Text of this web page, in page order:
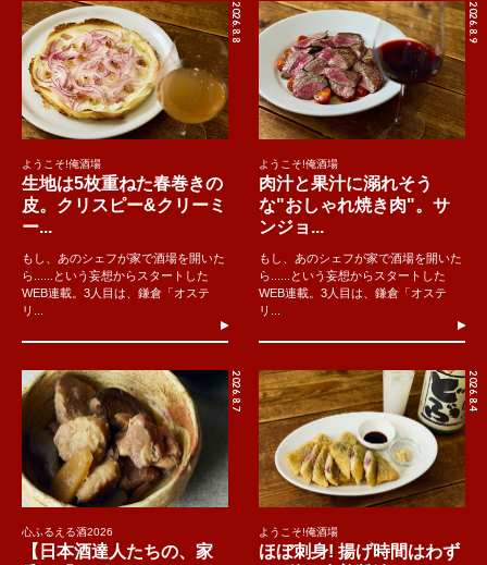
2026.8.8
ようこそ!俺酒場
生地は5枚重ねた春巻きの
皮。クリスピー&クリーミ
ー...
もし、あのシェフが家で酒場を開いた
ら......という妄想からスタートした
WEB連載。3人目は、鎌倉「オステ
リ...
2026.8.9
ようこそ!俺酒場
肉汁と果汁に溺れそう
な"おしゃれ焼き肉"。サ
ンジョ...
もし、あのシェフが家で酒場を開いた
ら......という妄想からスタートした
WEB連載。3人目は、鎌倉「オステ
リ...
2026.8.7
心ふるえる酒2026
【日本酒達人たちの、家
2026.8.4
ようこそ!俺酒場
ほぼ刺身! 揚げ時間はわず